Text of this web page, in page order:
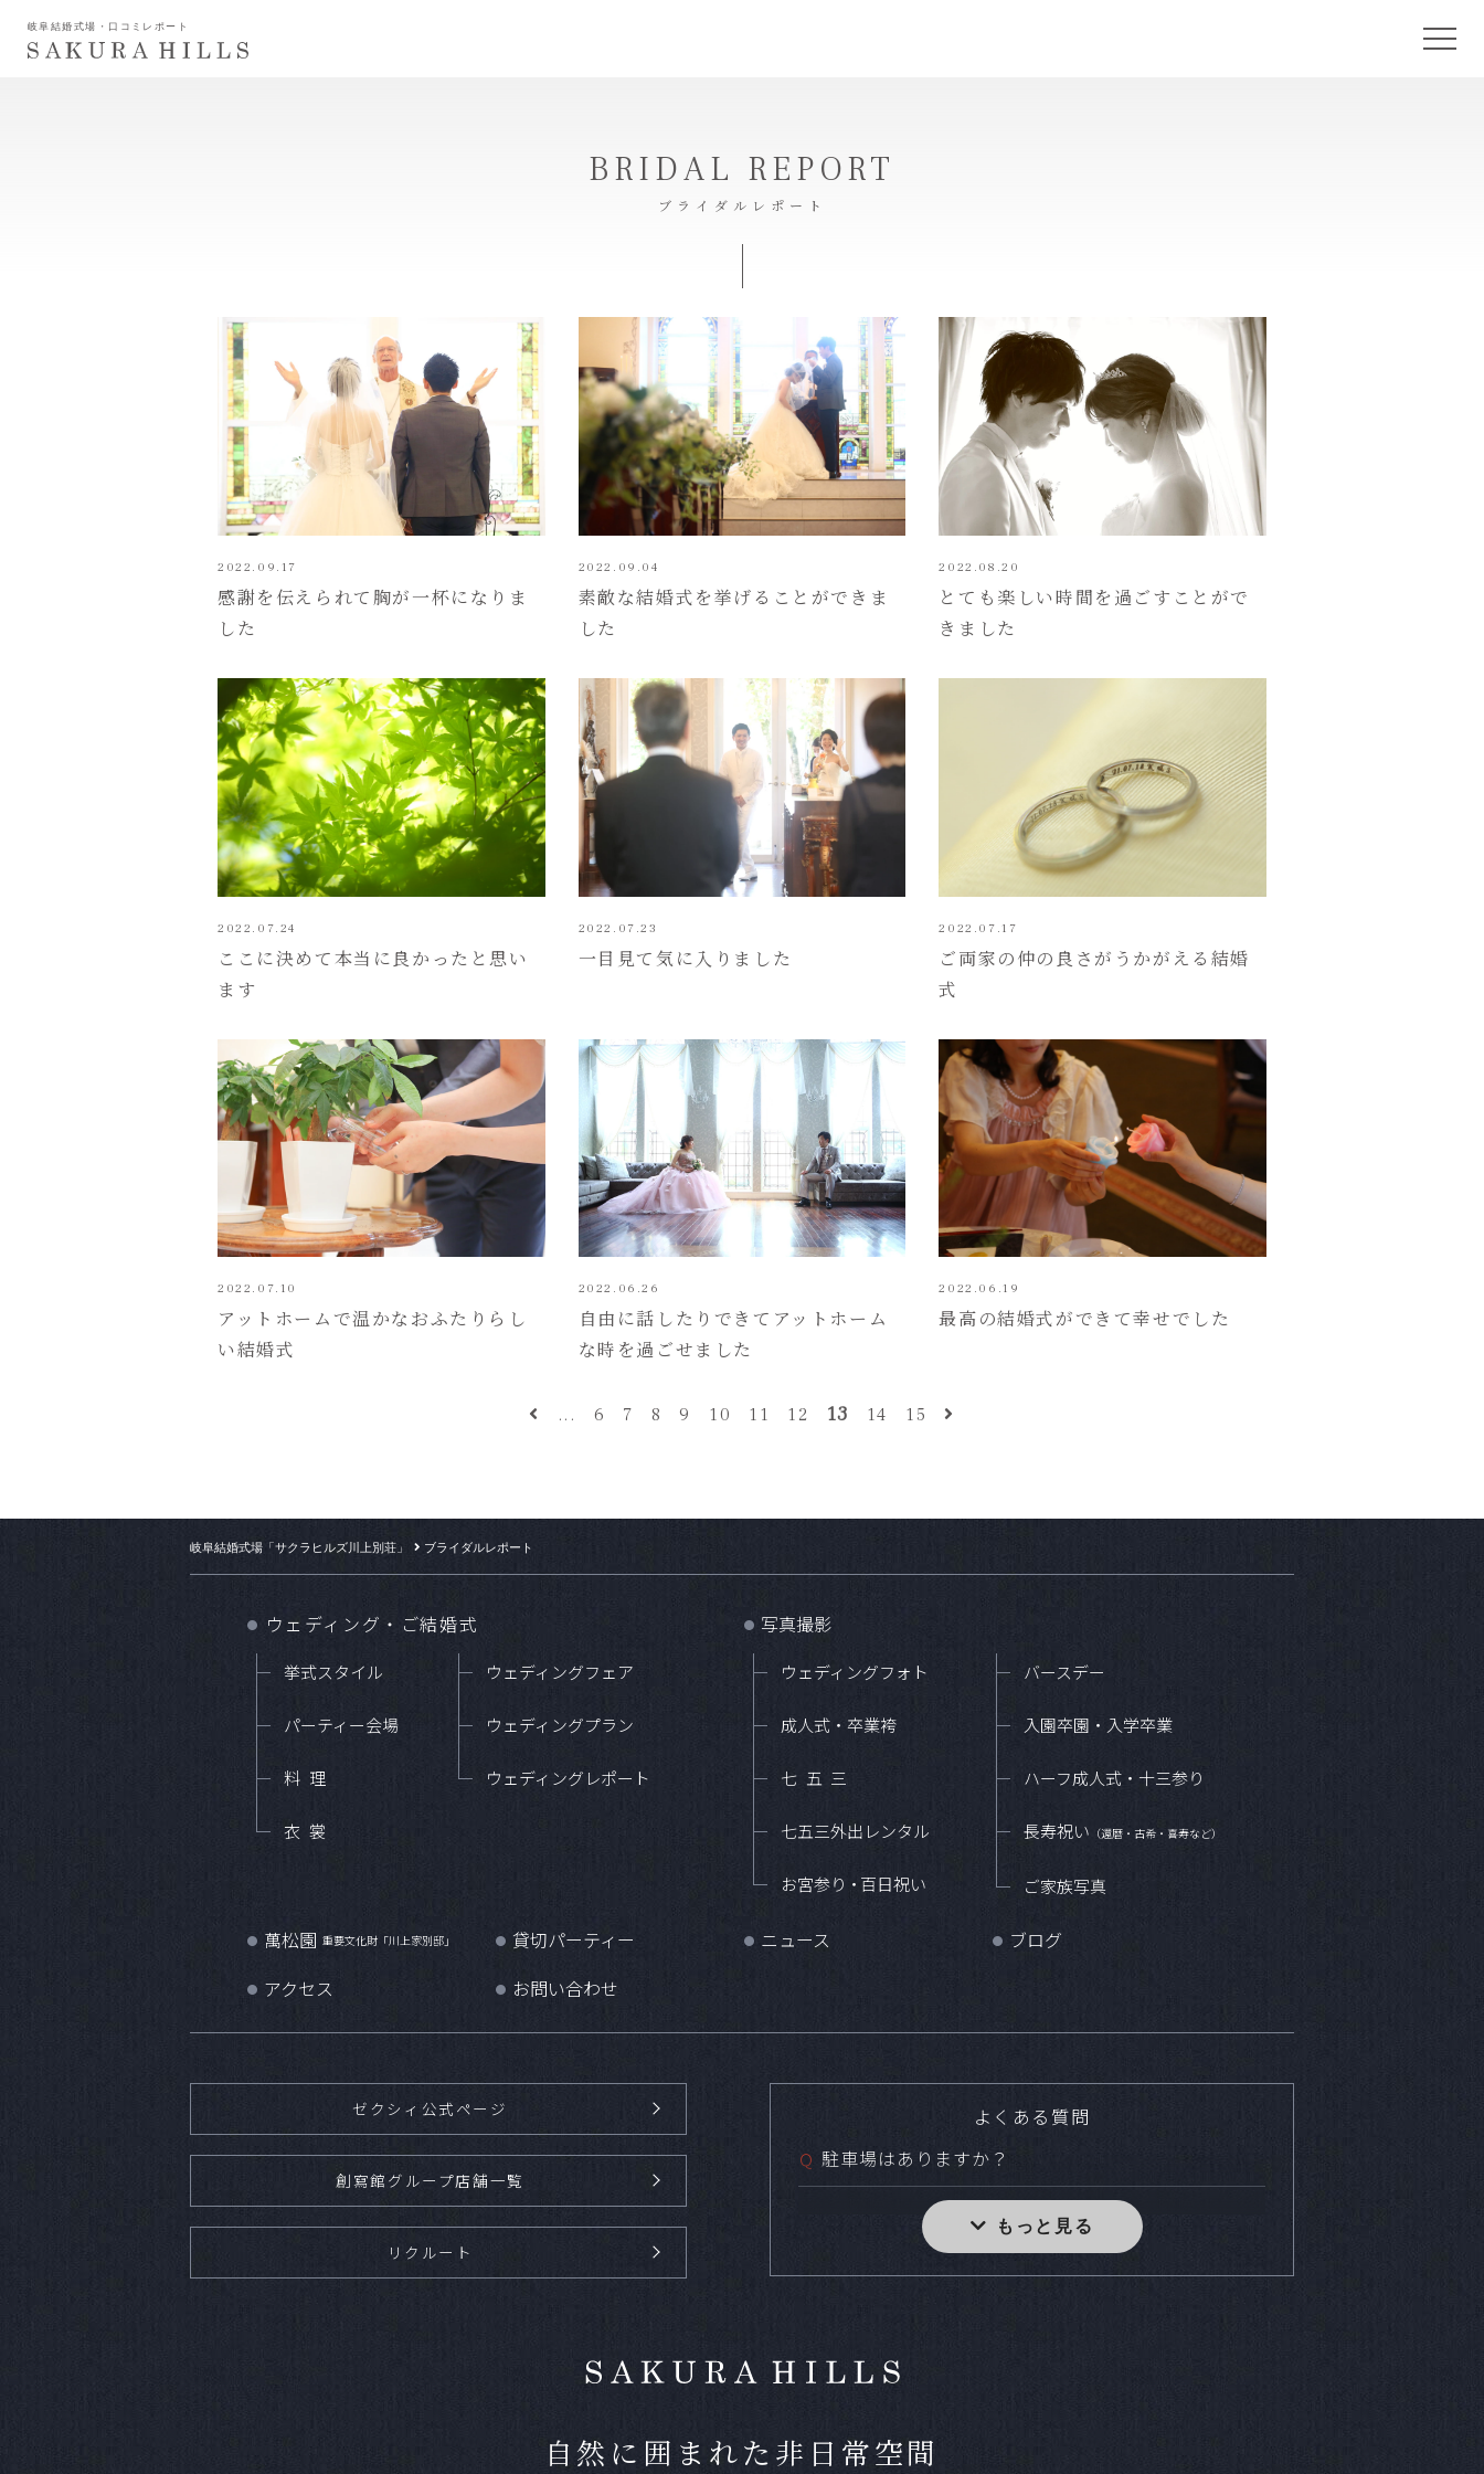
岐阜結婚式場・口コミレポート
BRIDAL REPORT
ブライダルレポート
2022.09.17
感謝を伝えられて胸が一杯になりま
した
2022.09.04
素敵な結婚式を挙げることができま
した
2022.08.20
とても楽しい時間を過ごすことがで
きました
2022.07.24
ここに決めて本当に良かったと思い
ます
2022.07.23
一目見て気に入りました
2022.07.17
ご両家の仲の良さがうかがえる結婚
式
2022.07.10
アットホームで温かなおふたりらし
い結婚式
2022.06.26
自由に話したりできてアットホーム
な時を過ごせました
2022.06.19
最高の結婚式ができて幸せでした
... 6 7 8 9 10 11 12 13 14 15
岐阜結婚式場「サクラヒルズ川上別荘」 ブライダルレポート
● ウェディング・ご結婚式
挙式スタイル
パーティー会場
料理
衣裳
ウェディングフェア
ウェディングプラン
ウェディングレポート
● 写真撮影
ウェディングフォト
成人式・卒業袴
七五三
七五三外出レンタル
お宮参り・ 百日祝い
バースデー
入園卒園・入学卒業
ハーフ成人式・十三参り
長寿祝い （還暦・古希・喜寿など）
ご家族写真
● 萬松園 重要文化財「川上家別邸」 ● 貸切パーティー ● ニュース ● ブログ
● アクセス ● お問い合わせ
ゼクシィ公式ページ
創寫館グループ店舗一覧
リクルート
よくある質問
Ｑ 駐車場はありますか？
無料の駐車場を参列者様に対して十分な台数ご用意してお
Ａ
バス・タクシー・福祉車両など様々な用途と人数に合わせ
Ｑ 小規模な食事会などは可能ですか？
自然に囲まれた非日常空間